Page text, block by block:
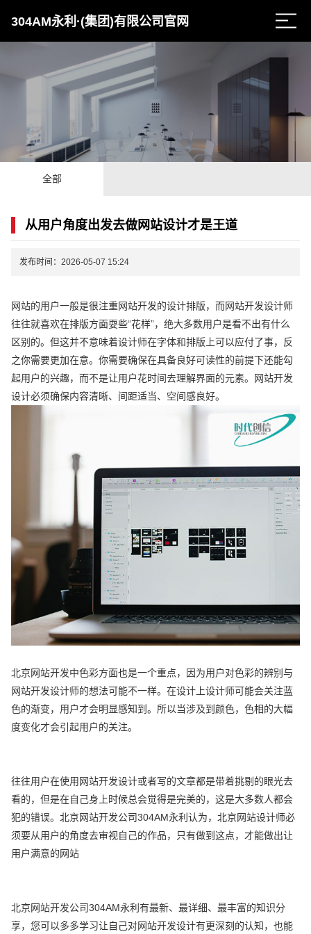
304AM永利·(集团)有限公司官网
全部
从用户角度出发去做网站设计才是王道
发布时间：2026-05-07 15:24
网站的用户一般是很注重网站开发的设计排版，而网站开发设计师
往往就喜欢在排版方面耍些“花样”，绝大多数用户是看不出有什么
区别的。但这并不意味着设计师在字体和排版上可以应付了事，反
之你需要更加在意。你需要确保在具备良好可读性的前提下还能勾
起用户的兴趣，而不是让用户花时间去理解界面的元素。网站开发
设计必须确保内容清晰、间距适当、空间感良好。
北京网站开发中色彩方面也是一个重点，因为用户对色彩的辨别与
网站开发设计师的想法可能不一样。在设计上设计师可能会关注蓝
色的渐变，用户才会明显感知到。所以当涉及到颜色，色相的大幅
度变化才会引起用户的关注。
往往用户在使用网站开发设计或者写的文章都是带着挑剔的眼光去
看的，但是在自己身上时候总会觉得是完美的，这是大多数人都会
犯的错误。北京网站开发公司304AM永利认为，北京网站设计师必
须要从用户的角度去审视自己的作品，只有做到这点，才能做出让
用户满意的网站
北京网站开发公司304AM永利有最新、最详细、最丰富的知识分
享，您可以多多学习让自己对网站开发设计有更深刻的认知，也能